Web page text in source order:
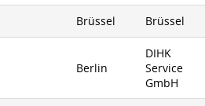
Brüssel Brüssel
Berlin
DIHK
Service
GmbH